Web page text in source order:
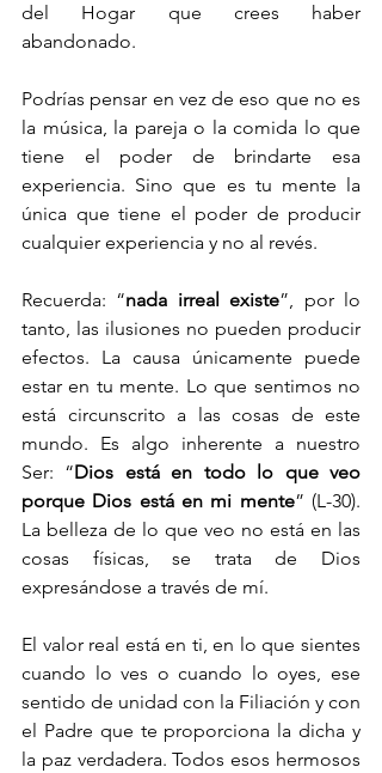
del Hogar que crees haber
abandonado.
Podrías pensar en vez de eso que no es
la música, la pareja o la comida lo que
tiene el poder de brindarte esa
experiencia. Sino que es tu mente la
única que tiene el poder de producir
cualquier experiencia y no al revés.
Recuerda: “nada irreal existe”, por lo
tanto, las ilusiones no pueden producir
efectos. La causa únicamente puede
estar en tu mente. Lo que sentimos no
está circunscrito a las cosas de este
mundo. Es algo inherente a nuestro
Ser: “Dios está en todo lo que veo
porque Dios está en mi mente” (L-30).
La belleza de lo que veo no está en las
cosas físicas, se trata de Dios
expresándose a través de mí.
El valor real está en ti, en lo que sientes
cuando lo ves o cuando lo oyes, ese
sentido de unidad con la Filiación y con
el Padre que te proporciona la dicha y
la paz verdadera. Todos esos hermosos